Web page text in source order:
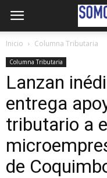
Inicio Columna Tributaria
Columna Tributaria
Lanzan
entrega
tributario a
de